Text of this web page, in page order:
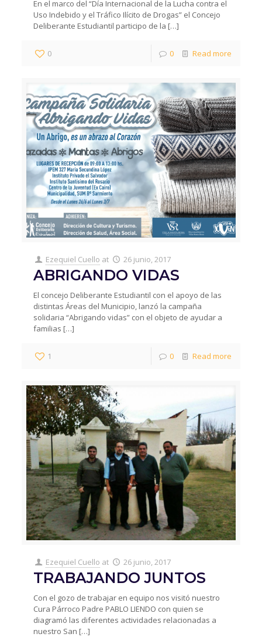
En el marco del “Día Internacional de la Lucha contra el
Uso Indebido y el Tráfico Ilícito de Drogas” el Concejo
Deliberante Estudiantil participo de la […]
0 0 Read more
Ezequiel Cuello at 26 junio, 2017
ABRIGANDO VIDAS
El concejo Deliberante Estudiantil con el apoyo de las
distintas Áreas del Municipio, lanzó la campaña
solidaria “Abrigando vidas” con el objeto de ayudar a
familias […]
1 0 Read more
Ezequiel Cuello at 26 junio, 2017
TRABAJANDO JUNTOS
Con el gozo de trabajar en equipo nos visitó nuestro
Cura Párroco Padre PABLO LIENDO con quien se
diagramó las diferentes actividades relacionadas a
nuestro San […]